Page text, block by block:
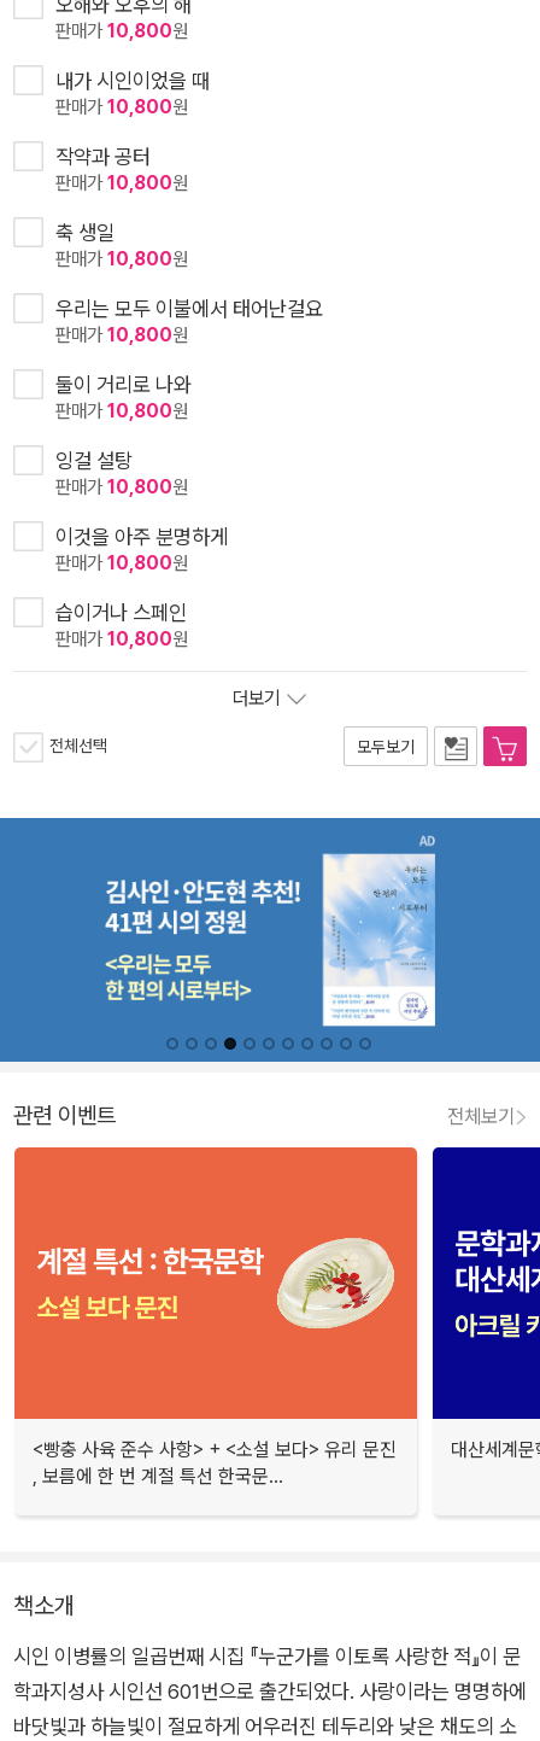
판매가10,800원
내가 시인이었을 때
판매가10,800원
작약과 공터
판매가10,800원
축 생일
판매가10,800원
우리는 모두 이불에서 태어난걸요
판매가10,800원
둘이 거리로 나와
판매가10,800원
잉걸 설탕
판매가10,800원
이것을 아주 분명하게
판매가10,800원
습이거나 스페인
판매가10,800원
더보기
전체선택 모두보기
관련 이벤트 전체보기
<빵충 사육 준수 사항> + <소설 보다> 유리 문진
, 보름에 한 번 계절 특선 한국문...
대산세계
책소개
시인 이병률의 일곱번째 시집 『누군가를 이토록 사랑한 적』이 문
학과지성사 시인선 601번으로 출간되었다. 사랑이라는 명명하에
바닷빛과 하늘빛이 절묘하게 어우러진 테두리와 낮은 채도의 소